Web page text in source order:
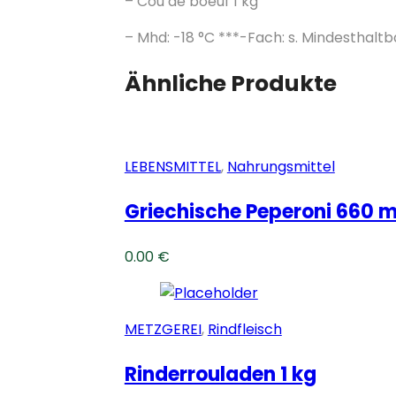
– Mhd: -18 °C ***-Fach: s.
Ähnliche Produkte
LEBENSMITTEL, Nahrungsmittel
Griechische Peperoni 660
0.00 €
METZGEREI, Rindfleisch
Rinderrouladen 1 kg